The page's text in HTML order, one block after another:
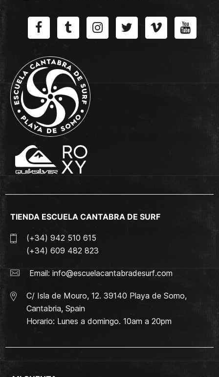
TIENDA ESCUELA CANTABRA DE SURF
(+34) 942 510 615
(+34) 609 482 823
Email: info@escuelacantabradesurf.com
C/ Isla de Mouro, 12. 39140 Playa de Somo,
Cantabria, Spain
Horario: Lunes a domingo. 10am a 20pm